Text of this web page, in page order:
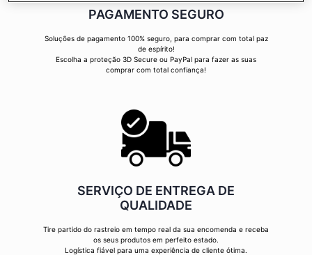
PAGAMENTO SEGURO
Soluções de pagamento 100% seguro, para comprar com total paz
de espírito!
Escolha a proteção 3D Secure ou PayPal para fazer as suas
comprar com total confiança!
SERVIÇO DE ENTREGA DE
QUALIDADE
Tire partido do rastreio em tempo real da sua encomenda e receba
os seus produtos em perfeito estado.
Logística fiável para uma experiência de cliente ótima.